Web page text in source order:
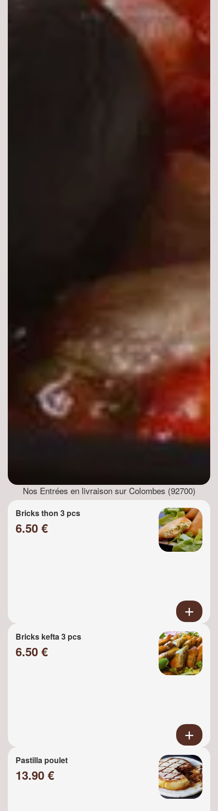
Nos Entrées en livraison sur Colombes (92700)
Bricks thon 3 pcs
6.50 €
Bricks kefta 3 pcs
6.50 €
Pastilla poulet
13.90 €